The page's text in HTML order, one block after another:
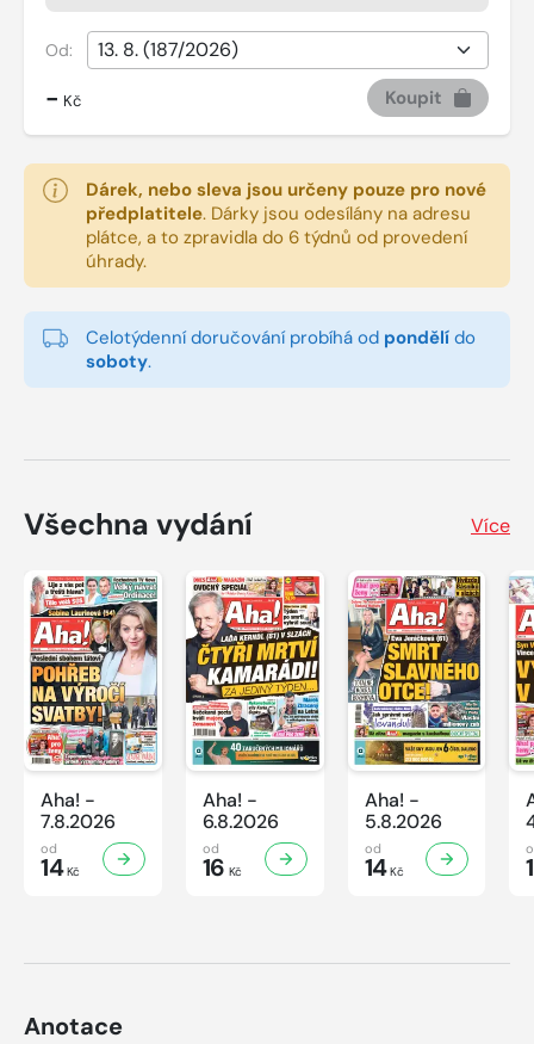
Od:
- Kč Koupit
Dárek, nebo sleva jsou určeny pouze pro nové
předplatitele. Dárky jsou odesílány na adresu
plátce, a to zpravidla do 6 týdnů od provedení
úhrady.
Celotýdenní doručování probíhá od pondělí do
soboty.
Všechna vydání Více
Aha! -
7.8.2026
od
14Kč
Aha! -
6.8.2026
od
16 Kč
Aha! -
5.8.2026
od
14Kč
Anotace